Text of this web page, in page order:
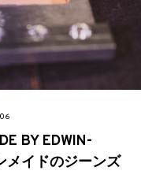
BY EDWIN-
メイドのジーンズ